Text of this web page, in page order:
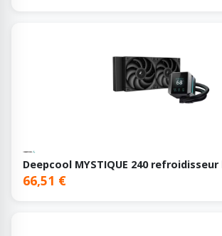
Deepcool MYSTIQUE 240
66,51 €